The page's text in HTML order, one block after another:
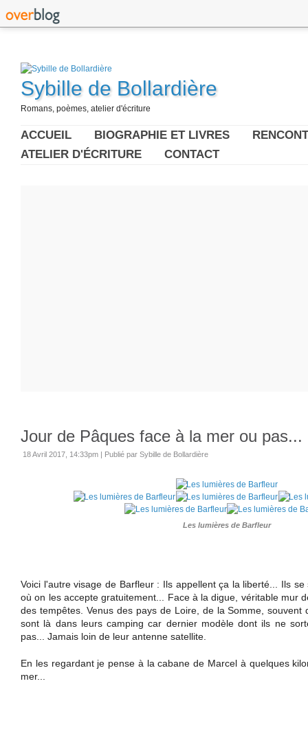
Sybille de Bollardière
Romans, poèmes, atelier d'écriture
ACCUEIL BIOGRAPHIE ET LIVRES
ATELIER D'ÉCRITURE
CONTACT
Jour de Pâques face à la mer ou pas...
18 Avril 2017, 14:33pm | Publié par Sybille de Bollardière
Les lumières de Barfleur
Voici l'autre visage de Barfleur : Ils appellent ça la liberté... Ils
où on les accepte gratuitement... Face à la digue, véritable mur
des tempêtes. Venus des pays de Loire, de la Somme,
sont là dans leurs camping car dernier modèle dont ils ne
pas... Jamais loin de leur antenne satellite.
En les regardant je pense à la cabane de Marcel à quelques
mer...